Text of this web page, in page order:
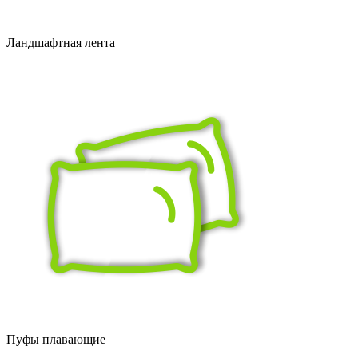
Ландшафтная лента
Пуфы плавающие